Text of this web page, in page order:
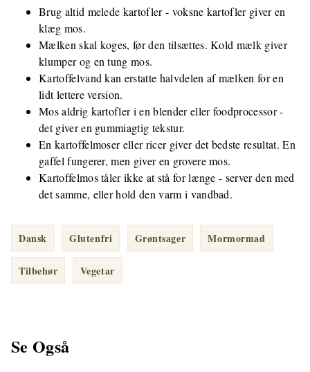
Brug altid melede kartofler - voksne kartofler giver en
klæg mos.
Mælken skal koges, før den tilsættes. Kold mælk giver
klumper og en tung mos.
Kartoffelvand kan erstatte halvdelen af mælken for en
lidt lettere version.
Mos aldrig kartofler i en blender eller foodprocessor -
det giver en gummiagtig tekstur.
En kartoffelmoser eller ricer giver det bedste resultat. En
gaffel fungerer, men giver en grovere mos.
Kartoffelmos tåler ikke at stå for længe - server den med
det samme, eller hold den varm i vandbad.
Dansk Glutenfri Grøntsager Mormormad
Tilbehør Vegetar
Se Også